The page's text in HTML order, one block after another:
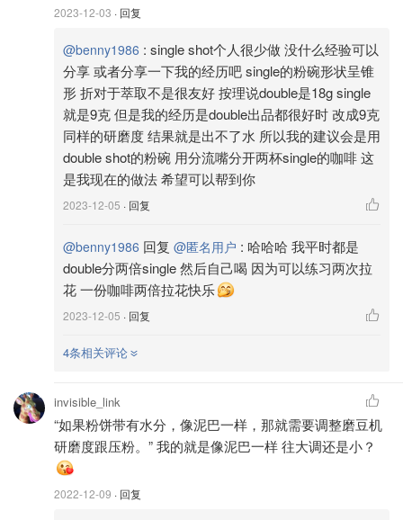
这里插个话题，咖啡机的顶部是一个暖杯区。杯子跟
protafilter一样道理，大咖说杯子预热后，咖啡的口感会好很
多（本人还是没尝出来 >_< )。暖杯区就是帮你热杯子的，
所以很多人会选择让机器热机15分钟才开始做咖啡。但我的
878，开机如果不出热水，我等到他自动关机了（大概30分
钟），暖杯区也还是冰冰的，不知道是我个人问题还是这个
咖啡豆
在出blind shot预热的同时，我会称18.2g----18.5g咖啡豆。
Breville机器的磨豆机，我从来都没试过能在不掉粉、不浪
2023-12-03 · 回复
@benny1986 : single shot个人很少做 没什么经验可以
分享 或者分享一下我的经历吧 single的粉碗形状呈锥
形 折对于萃取不是很友好 按理说double是18g single
就是9克 但是我的经历是double出品都很好时 改成9克
同样的研磨度 结果就是出不了水 所以我的建议会是用
double shot的粉碗 用分流嘴分开两杯single的咖啡 这
是我现在的做法 希望可以帮到你
2023-12-05 · 回复
@benny1986 回复 @匿名用户 : 哈哈哈 我平时都是
double分两倍single 然后自己喝 因为可以练习两次拉
花 一份咖啡两倍拉花快乐
2023-12-05 · 回复
4条相关评论
invisible_link
“如果粉饼带有水分，像泥巴一样，那就需要调整磨豆机
研磨度跟压粉。” 我的就是像泥巴一样 往大调还是小？
2022-12-09 · 回复